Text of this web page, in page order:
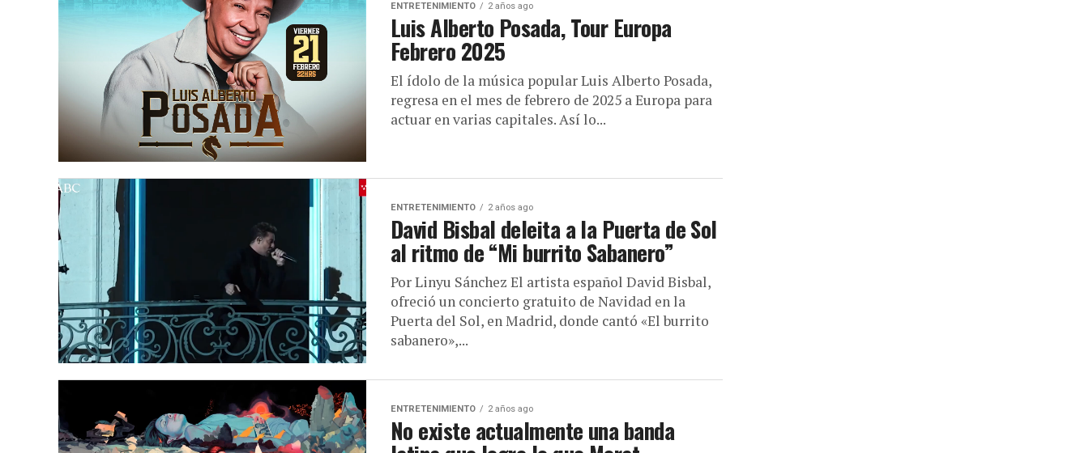
ENTRETENIMIENTO 2 años ago
Luis Alberto Posada, Tour Europa
Febrero 2025
El ídolo de la música popular Luis Alberto Posada,
regresa en el mes de febrero de 2025 a Europa para
actuar en varias capitales. Así lo...
ENTRETENIMIENTO 2 años ago
David Bisbal deleita a la Puerta de Sol
al ritmo de “Mi burrito Sabanero”
Por Linyu Sánchez El artista español David Bisbal,
ofreció un concierto gratuito de Navidad en la
Puerta del Sol, en Madrid, donde cantó «El burrito
sabanero»,...
ENTRETENIMIENTO 2 años ago
No existe actualmente una banda